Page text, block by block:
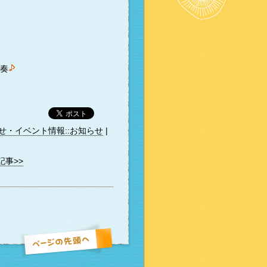
・イベント情報::お知らせ |
事>>